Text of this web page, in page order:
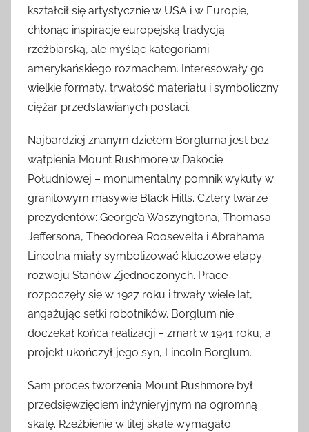
kształcił się artystycznie w USA i w Europie,
chłonąc inspiracje europejską tradycją
rzeźbiarską, ale myśląc kategoriami
amerykańskiego rozmachem. Interesowały go
wielkie formaty, trwałość materiału i symboliczny
ciężar przedstawianych postaci.
Najbardziej znanym dziełem Borgluma jest bez
wątpienia Mount Rushmore w Dakocie
Południowej – monumentalny pomnik wykuty w
granitowym masywie Black Hills. Cztery twarze
prezydentów: George’a Waszyngtona, Thomasa
Jeffersona, Theodore’a Roosevelta i Abrahama
Lincolna miały symbolizować kluczowe etapy
rozwoju Stanów Zjednoczonych. Prace
rozpoczęły się w 1927 roku i trwały wiele lat,
angażując setki robotników. Borglum nie
doczekał końca realizacji – zmarł w 1941 roku, a
projekt ukończył jego syn, Lincoln Borglum.
Sam proces tworzenia Mount Rushmore był
przedsięwzięciem inżynieryjnym na ogromną
skalę. Rzeźbienie w litej skale wymagało